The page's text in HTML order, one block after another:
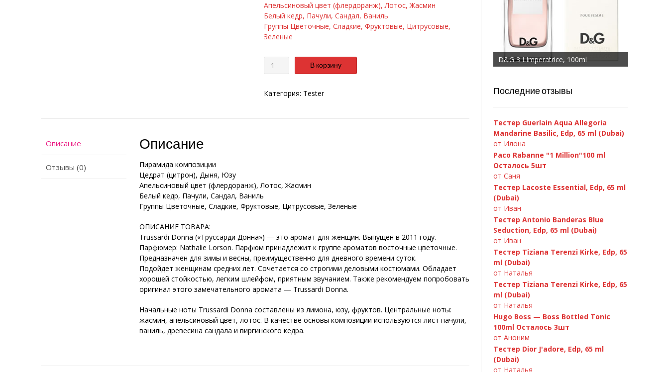
Апельсиновый цвет (флердоранж), Лотос, Жасмин
Белый кедр, Пачули, Сандал, Ваниль
Группы Цветочные, Сладкие, Фруктовые, Цитрусовые,
Зеленые
Количество В корзину
Категория: Tester
Описание
Отзывы (0)
Описание
Пирамида композиции
Цедрат (цитрон), Дыня, Юзу
Апельсиновый цвет (флердоранж), Лотос, Жасмин
Белый кедр, Пачули, Сандал, Ваниль
Группы Цветочные, Сладкие, Фруктовые, Цитрусовые, Зеленые
ОПИСАНИЕ ТОВАРА:
Trussardi Donna («Труссарди Донна») — это аромат для женщин. Выпущен в 2011 году.
Парфюмер: Nathalie Lorson. Парфюм принадлежит к группе ароматов восточные цветочные.
Предназначен для зимы и весны, преимущественно для дневного времени суток.
Подойдет женщинам средних лет. Сочетается со строгими деловыми костюмами. Обладает
хорошей стойкостью, легким шлейфом, приятным звучанием. Также рекомендуем попробовать
оригинал этого замечательного аромата — Trussardi Donna.
Начальные ноты Trussardi Donna составлены из лимона, юзу, фруктов. Центральные ноты:
жасмин, апельсиновый цвет, лотос. В качестве основы композиции используются лист пачули,
ваниль, древесина сандала и виргинского кедра.
D&G 3 LImperatrice, 100ml
Последние отзывы
Тестер Guerlain Aqua Allegoria
Mandarine Basilic, Edp, 65 ml (Dubai)
от Илона
Paco Rabanne "1 Million"100 ml
Осталось 5шт
от Саня
Тестер Lacoste Essential, Edp, 65 ml
(Dubai)
от Иван
Тестер Antonio Banderas Blue
Seduction, Edp, 65 ml (Dubai)
от Иван
Тестер Tiziana Terenzi Kirke, Edp, 65
ml (Dubai)
от Наталья
Тестер Tiziana Terenzi Kirke, Edp, 65
ml (Dubai)
от Наталья
Hugo Boss — Boss Bottled Tonic
100ml Осталось 3шт
от Аноним
Тестер Dior J'adore, Edp, 65 ml
(Dubai)
от Наталья